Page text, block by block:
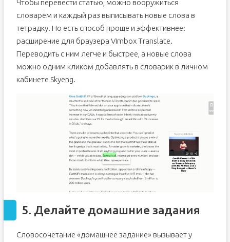
Чтобы перевести статью, можно вооружиться
словарём и каждый раз выписывать новые слова в
тетрадку. Но есть способ проще и эффективнее:
расширение для браузера Vimbox Translate.
Переводить с ним легче и быстрее, а новые слова
можно одним кликом добавлять в словарик в личном
кабинете Skyeng.
5. Делайте домашние задания
Словосочетание «домашнее задание» вызывает у